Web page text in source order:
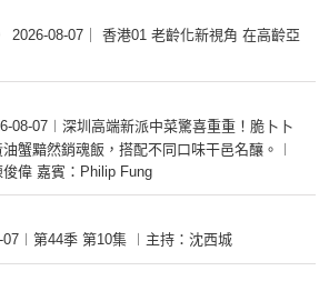
2026-08-07｜ 香港01 老齡化新視角 在高齡亞
08-07︱深圳高端新派中菜驚喜重重！脆卜卜
蟹黯然銷魂飯，搭配不同口味干邑名釀。︱
偉 嘉賓：Philip Fung
07︱第44季 第10集 ︱主持：沈西城